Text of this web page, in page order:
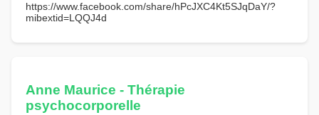
https://www.facebook.com/share/hPcJXC4Kt5SJqDaY/?
mibextid=LQQJ4d
Anne Maurice - Thérapie
psychocorporelle